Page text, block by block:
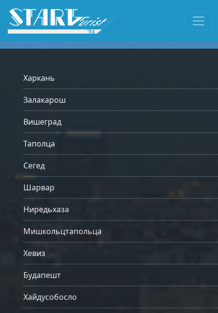
Харкань
Залакарош
Вишеград
Таполца
Сегед
Шарвар
Ниредьхаза
Мишкольцтапольца
Хевиз
Будапешт
Хайдусобосло